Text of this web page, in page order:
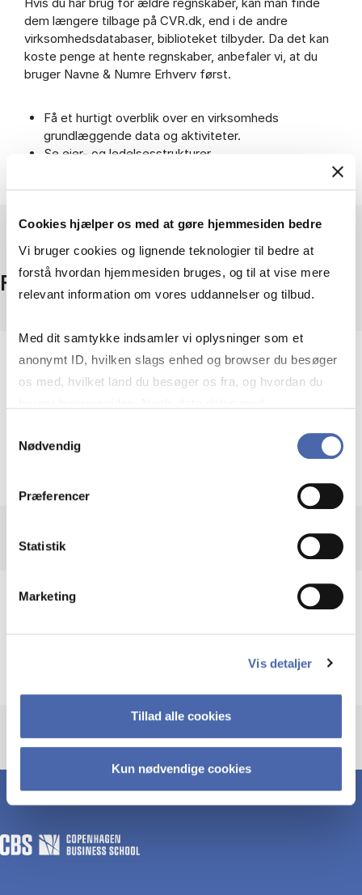
Cookies hjælper os med at gøre hjemmesiden bedre
Vi bruger cookies og lignende teknologier til bedre at
forstå hvordan hjemmesiden bruges, og til at vise mere
relevant information om vores uddannelser og tilbud.
Med dit samtykke indsamler vi oplysninger som et
anonymt ID, hvilken slags enhed og browser du besøger
os med, hvilket land du besøger os fra, og hvordan du
markedsføring. Du bestemmer selv - og kan altid trække
Nødvendig
Præferencer
Statistik
Marketing
Vis detaljer
Tillad alle cookies
Kun nødvendige cookies
dem længere tilbage på CVR.dk, end i de andre
virksomhedsdatabaser, biblioteket tilbyder. Da det kan
koste penge at hente regnskaber, anbefaler vi, at du
bruger Navne & Numre Erhverv først.
Få et hurtigt overblik over en virksomheds
grundlæggende data og aktiviteter.
Se ejer- og ledelsesstrukturer.
Fakta
Omfang
Alle danske virksomheder
Udbyder
Årsrapporter